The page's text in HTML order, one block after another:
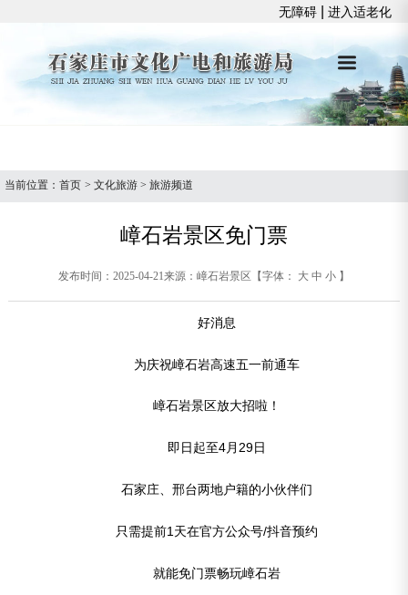
无障碍 |进入适老化
当前位置：首页 >文化旅游 >旅游频道
嶂石岩景区免门票
发布时间：2025-04-21来源：嶂石岩景区 【字体： 大 中 小 】
好消息
为庆祝嶂石岩高速五一前通车
嶂石岩景区放大招啦！
即日起至4月29日
石家庄、邢台两地户籍的小伙伴们
只需提前1天在官方公众号/抖音预约
就能免门票畅玩嶂石岩